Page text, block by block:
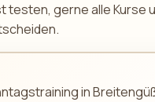
testen, gerne alle Kurse
in